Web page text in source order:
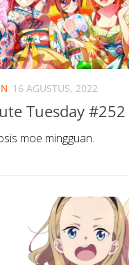
16 AGUSTUS, 2022
Tuesday #252
moe mingguan.